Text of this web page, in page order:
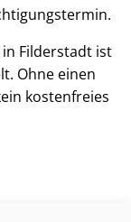
Filderstadt ist
Ohne einen
kostenfreies